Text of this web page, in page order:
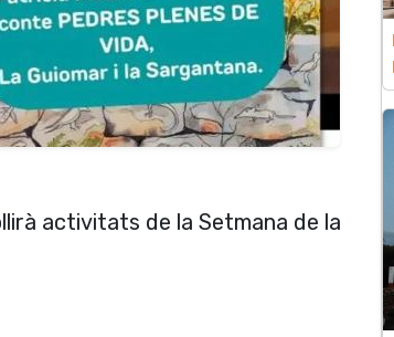
activitats de la Setmana de la